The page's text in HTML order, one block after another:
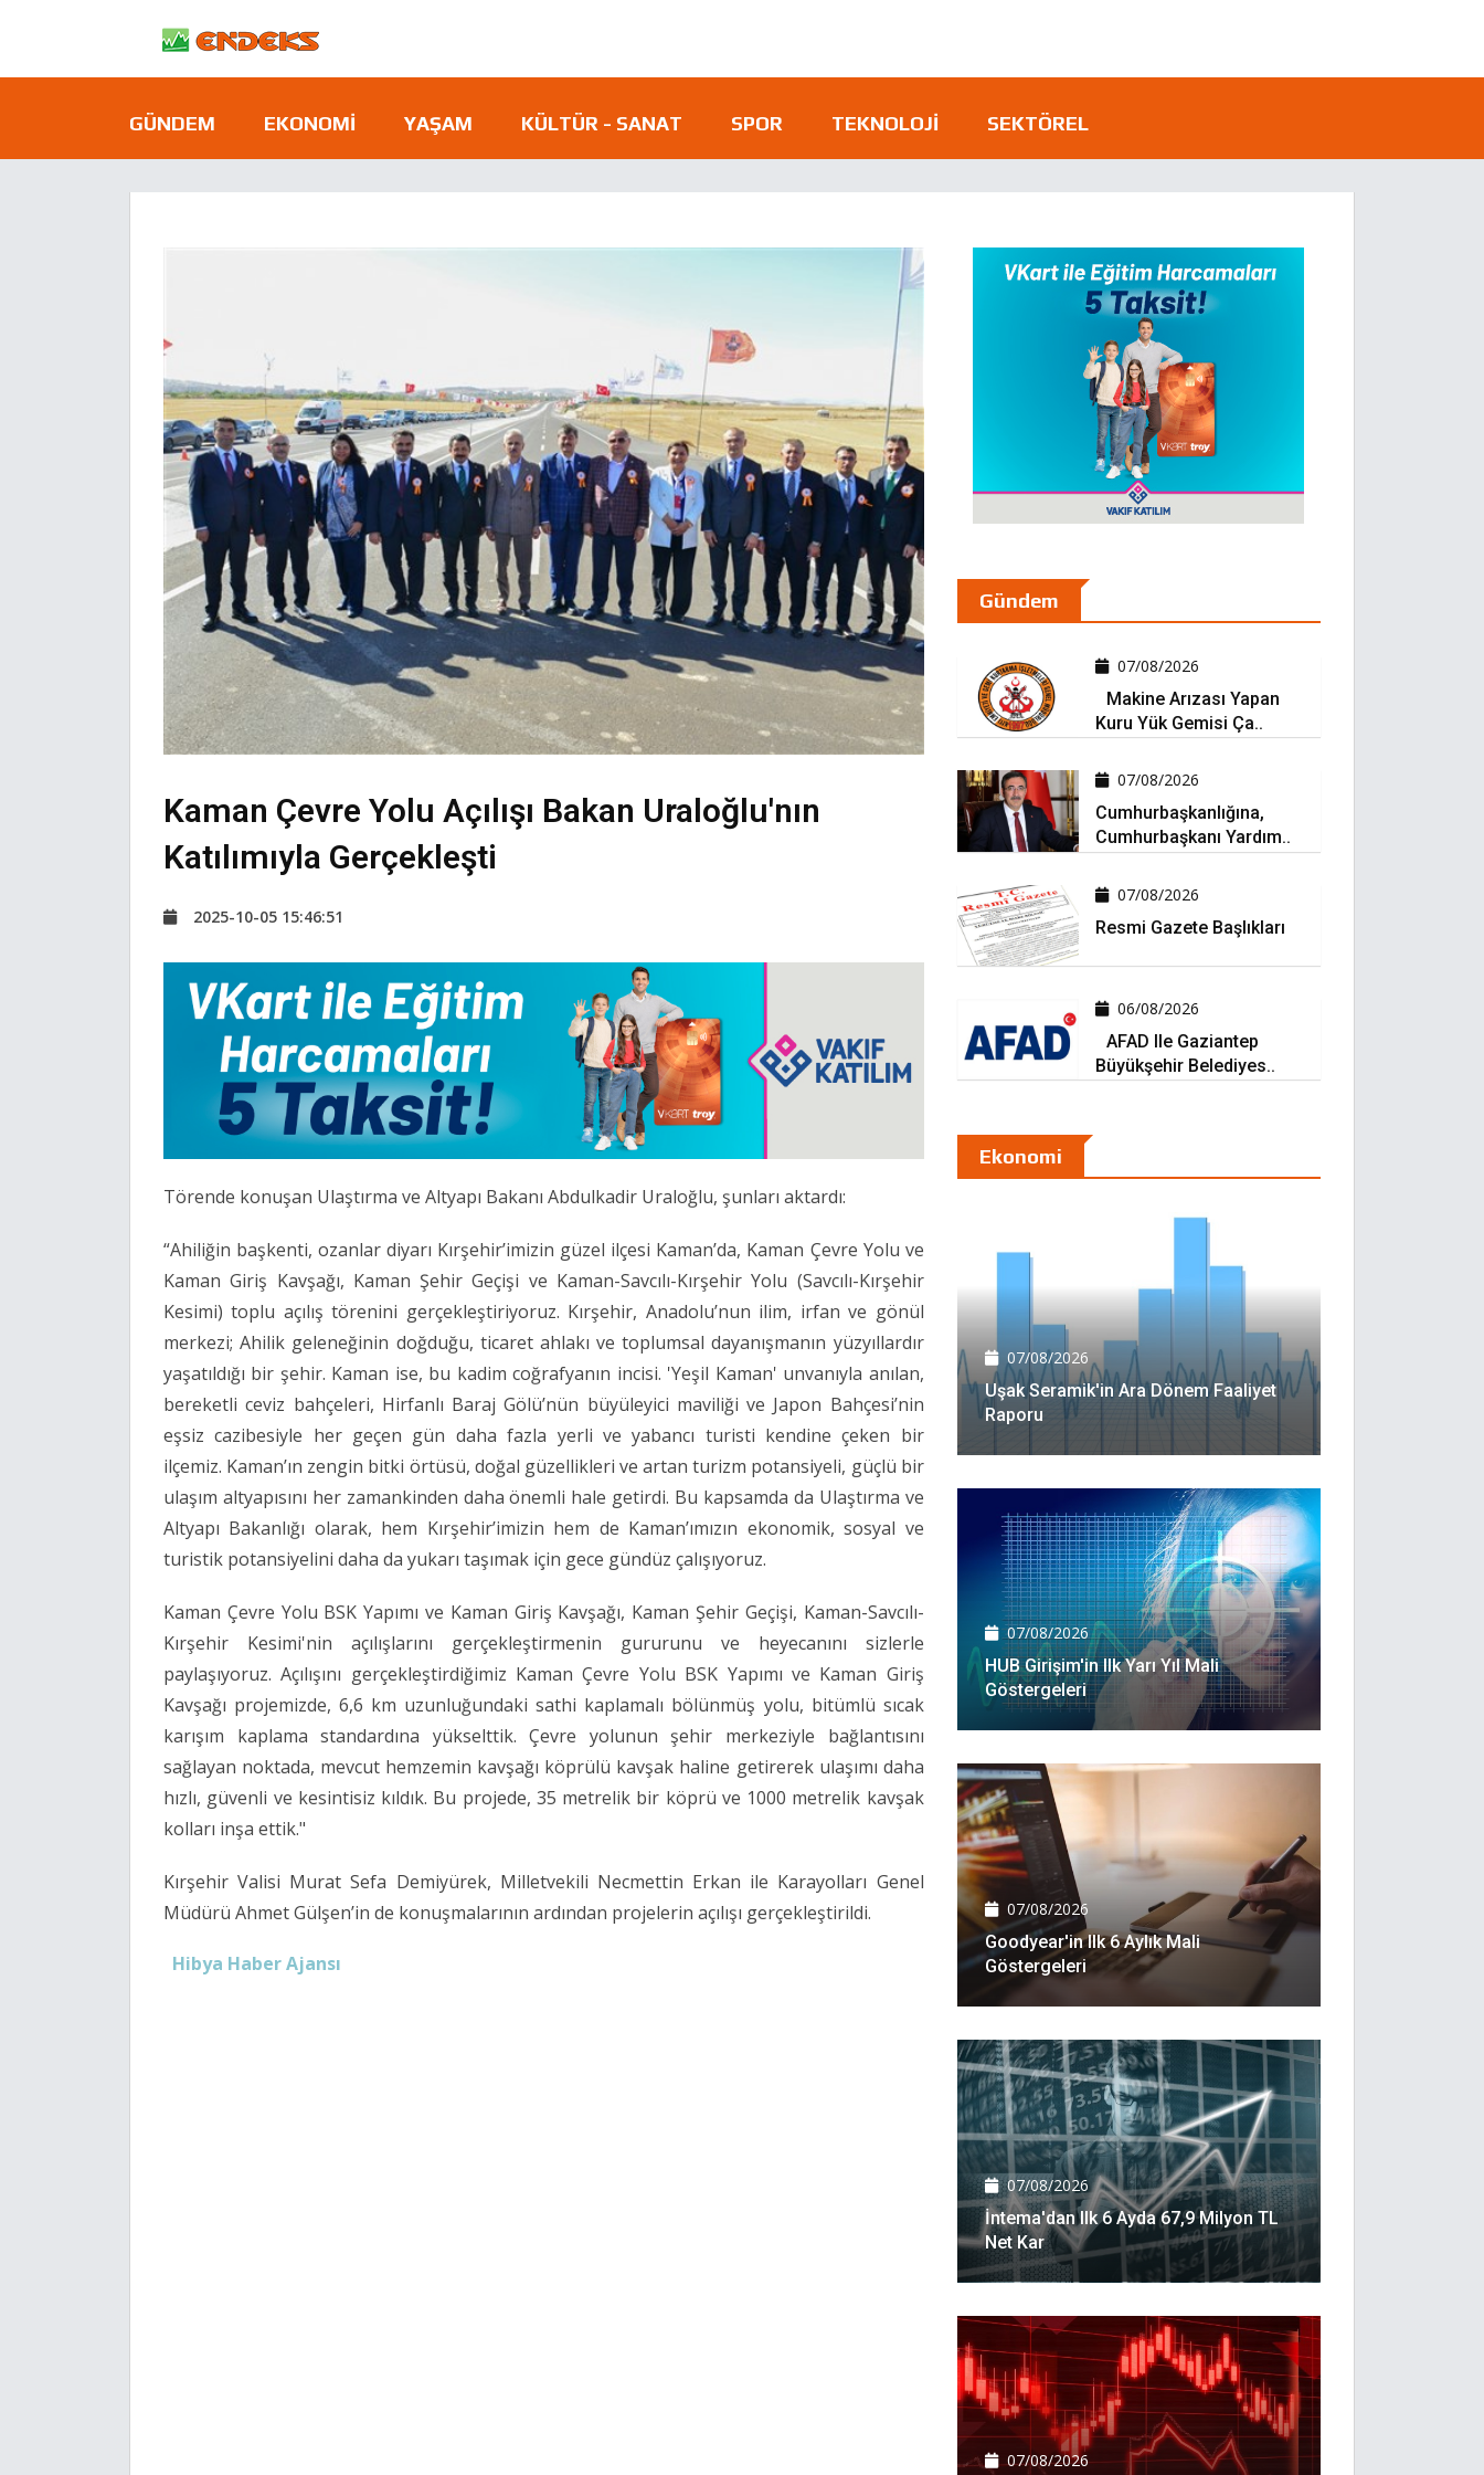
GÜNDEM EKONOMI YAŞAM KÜLTÜR - SANAT SPOR TEKNOLOJI SEKTÖREL
Kaman Çevre Yolu Açılışı Bakan Uraloğlu'nın
Katılımıyla Gerçekleşti
2025-10-05 15:46:51
Törende konuşan Ulaştırma ve Altyapı Bakanı Abdulkadir Uraloğlu, şunları aktardı:
“Ahiliğin başkenti, ozanlar diyarı Kırşehir’imizin güzel ilçesi Kaman’da, Kaman Çevre Yolu ve
Kaman Giriş Kavşağı, Kaman Şehir Geçişi ve Kaman-Savcılı-Kırşehir Yolu (Savcılı-Kırşehir
Kesimi) toplu açılış törenini gerçekleştiriyoruz. Kırşehir, Anadolu’nun ilim, irfan ve gönül
merkezi; Ahilik geleneğinin doğduğu, ticaret ahlakı ve toplumsal dayanışmanın yüzyıllardır
yaşatıldığı bir şehir. Kaman ise, bu kadim coğrafyanın incisi. 'Yeşil Kaman' unvanıyla anılan,
bereketli ceviz bahçeleri, Hirfanlı Baraj Gölü’nün büyüleyici maviliği ve Japon Bahçesi’nin
eşsiz cazibesiyle her geçen gün daha fazla yerli ve yabancı turisti kendine çeken bir
ilçemiz. Kaman’ın zengin bitki örtüsü, doğal güzellikleri ve artan turizm potansiyeli, güçlü bir
ulaşım altyapısını her zamankinden daha önemli hale getirdi. Bu kapsamda da Ulaştırma ve
Altyapı Bakanlığı olarak, hem Kırşehir’imizin hem de Kaman’ımızın ekonomik, sosyal ve
turistik potansiyelini daha da yukarı taşımak için gece gündüz çalışıyoruz.
Kaman Çevre Yolu BSK Yapımı ve Kaman Giriş Kavşağı, Kaman Şehir Geçişi, Kaman-Savcılı-
Kırşehir Kesimi'nin açılışlarını gerçekleştirmenin gururunu ve heyecanını sizlerle
paylaşıyoruz. Açılışını gerçekleştirdiğimiz Kaman Çevre Yolu BSK Yapımı ve Kaman Giriş
Kavşağı projemizde, 6,6 km uzunluğundaki sathi kaplamalı bölünmüş yolu, bitümlü sıcak
karışım kaplama standardına yükselttik. Çevre yolunun şehir merkeziyle bağlantısını
sağlayan noktada, mevcut hemzemin kavşağı köprülü kavşak haline getirerek ulaşımı daha
hızlı, güvenli ve kesintisiz kıldık. Bu projede, 35 metrelik bir köprü ve 1000 metrelik kavşak
kolları inşa ettik."
Kırşehir Valisi Murat Sefa Demiyürek, Milletvekili Necmettin Erkan ile Karayolları Genel
Müdürü Ahmet Gülşen’in de konuşmalarının ardından projelerin açılışı gerçekleştirildi.
Hibya Haber Ajansı
Gündem
07/08/2026
Makine Arızası Yapan
Kuru Yük Gemisi Ça..
07/08/2026
Cumhurbaşkanlığına,
Cumhurbaşkanı Yardım..
07/08/2026
Resmi Gazete Başlıkları
06/08/2026
AFAD Ile Gaziantep
Büyükşehir Belediyes..
Ekonomi
07/08/2026
Uşak Seramik'in Ara Dönem Faaliyet
Raporu
07/08/2026
HUB Girişim'in Ilk Yarı Yıl Mali
Göstergeleri
07/08/2026
Goodyear'in Ilk 6 Aylık Mali
Göstergeleri
07/08/2026
İntema'dan Ilk 6 Ayda 67,9 Milyon TL
Net Kar
07/08/2026